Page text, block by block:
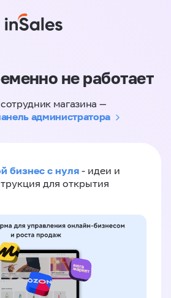
не работает
магазина —
администратора
бизнес с нуля - идеи и
для открытия